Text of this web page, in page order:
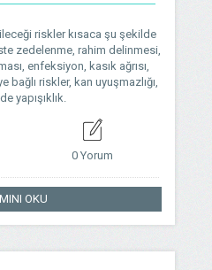
riskler kısaca şu şekilde
zedelenme, rahim delinmesi,
enfeksiyon, kasık ağrısı,
bağlı riskler, kan uyuşmazlığı,
yapışıklık.
0 Yorum
OKU